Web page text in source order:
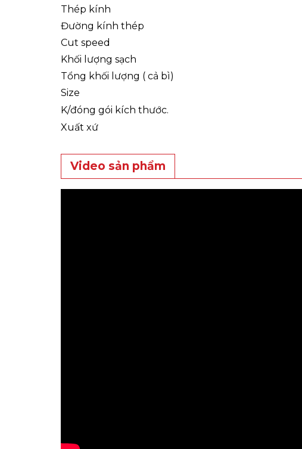
Thép kính
Đường kính thép
Cut speed
Khối lượng sạch
Tổng khối lượng ( cả bì)
Size
K/đóng gói kích thước.
Xuất xứ
Video sản phẩm